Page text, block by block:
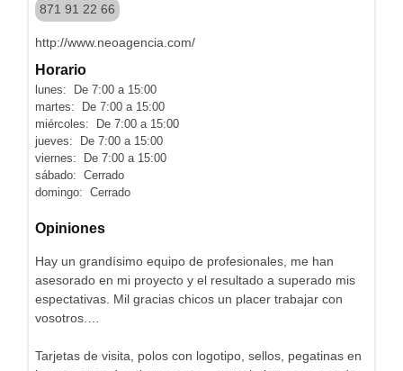
871 91 22 66
http://www.neoagencia.com/
Horario
lunes: De 7:00 a 15:00
martes: De 7:00 a 15:00
miércoles: De 7:00 a 15:00
jueves: De 7:00 a 15:00
viernes: De 7:00 a 15:00
sábado: Cerrado
domingo: Cerrado
Opiniones
Hay un grandísimo equipo de profesionales, me han
asesorado en mi proyecto y el resultado a superado mis
espectativas. Mil gracias chicos un placer trabajar con
vosotros.…
Tarjetas de visita, polos con logotipo, sellos, pegatinas en